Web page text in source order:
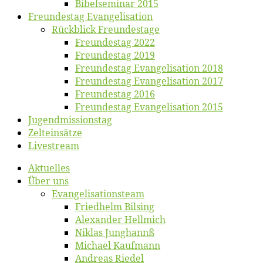
Bibelsemi­nar 2015
Freun­des­tag Evangelisation
Rück­blick Freundestage
Freun­des­tag 2022
Freun­des­tag 2019
Freun­des­tag Evan­ge­li­sa­ti­on 2018
Freun­des­tag Evan­ge­li­sa­ti­on 2017
Freun­des­tag 2016
Freun­des­tag Evan­ge­li­sa­ti­on 2015
Jugend­mis­sions­tag
Zelt­ein­sät­ze
Live­stream
Ak­tu­el­les
Über uns
Evangelisa­tions­team
Fried­helm Bilsing
Alex­an­der Hellmich
Ni­klas Junghannß
Mi­cha­el Kaufmann
An­dre­as Riedel